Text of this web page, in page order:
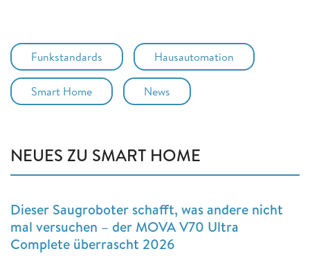
Funkstandards Hausautomation
Smart Home News
NEUES ZU SMART HOME
Dieser Saugroboter schafft, was andere nicht
mal versuchen – der MOVA V70 Ultra
Complete überrascht 2026